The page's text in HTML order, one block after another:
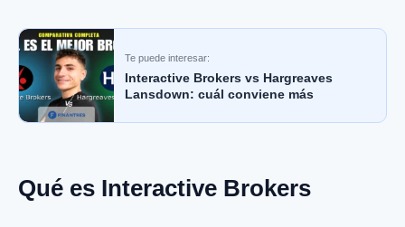
Te puede interesar:
Interactive Brokers vs Hargreaves
Lansdown: cuál conviene más
Qué es Interactive Brokers